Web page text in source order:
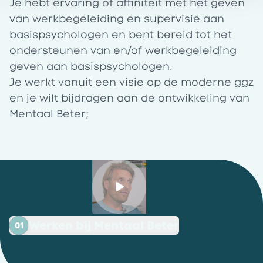
Je hebt ervaring of affiniteit met het geven
van werkbegeleiding en supervisie aan
basispsychologen en bent bereid tot het
ondersteunen van en/of werkbegeleiding
geven aan basispsychologen.
Je werkt vanuit een visie op de moderne ggz
en je wilt bijdragen aan de ontwikkeling van
Mentaal Beter;
01